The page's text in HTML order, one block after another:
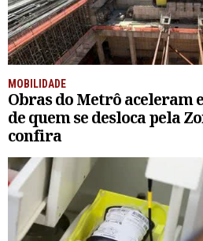
MOBILIDADE
Obras do Metrô aceleram
de quem se desloca pela
confira